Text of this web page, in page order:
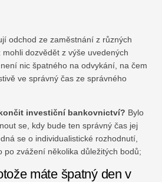
odchod ze zaměstnání z různých
dozvědět z výše uvedených
nic špatného na odvykání, na čem
ve správný čas ze správného
investiční bankovnictví? Bylo
se, kdy bude ten správný čas jej
se o individualistické rozhodnutí,
po zvážení několika důležitých bodů;
máte špatný den v